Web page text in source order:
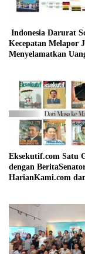
Indonesia Darurat
Kecepatan Melapor
Menyelamatkan
Eksekutif.com Satu
dengan
HarianKami.com